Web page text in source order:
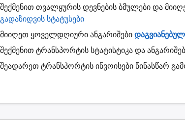
შექმენით თვალყურის დევნების ბმულებიდა
გადაზიდვის სტატუსები
მიიღეთ ყოველდღიური ანგარიშები
შექმენით ტრანსპორტის სტატისტიკადა
შეადარეთ ტრანსპორტის ინვოისები წინასწარ